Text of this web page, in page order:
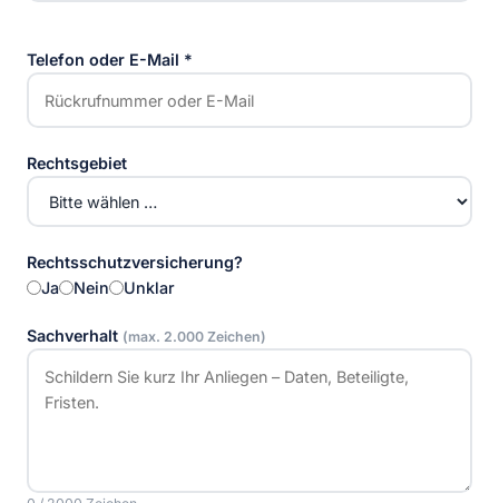
Telefon oder E-Mail *
Rechtsgebiet
Rechtsschutzversicherung?
Ja
Nein Unklar
Sachverhalt (max. 2.000 Zeichen)